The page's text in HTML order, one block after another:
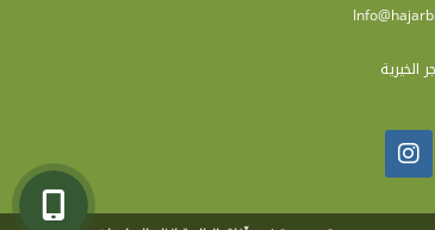
الخيرية